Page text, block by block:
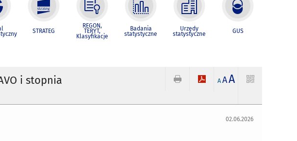
STRATEG
REGON,
TERYT,
Klasyfikacje
Badania
statystyczne
Urzędy
statystyczne GUS
i stopnia
A AA
02.06.2026